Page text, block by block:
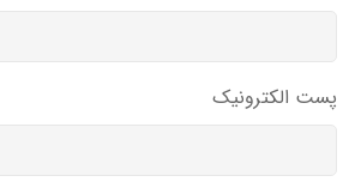
پست الکترونیک